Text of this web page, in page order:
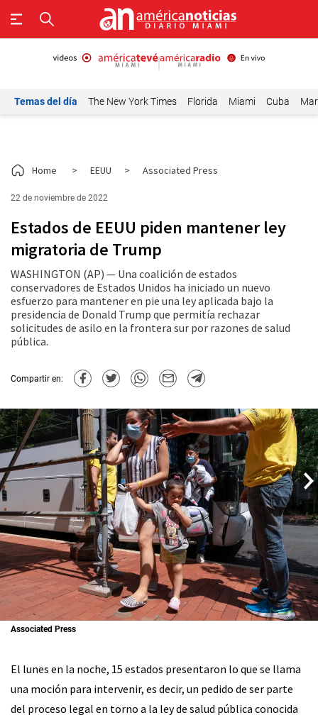
Temas del día The New York Times Florida Miami Cuba
Home > EEUU > Associated Press
22 de noviembre de 2022
Estados de EEUU piden mantener ley
migratoria de Trump
WASHINGTON (AP) — Una coalición de estados
conservadores de Estados Unidos ha iniciado un nuevo
esfuerzo para mantener en pie una ley aplicada bajo la
presidencia de Donald Trump que permitía rechazar
solicitudes de asilo en la frontera sur por razones de salud
pública.
Compartir en:
Associated Press
El lunes en la noche, 15 estados presentaron lo que se llama
una moción para intervenir, es decir, un pedido de ser parte
del proceso legal en torno a la ley de salud pública conocida